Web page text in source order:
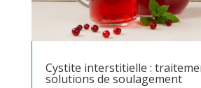
Cystite interstitielle :
solutions de soulagement